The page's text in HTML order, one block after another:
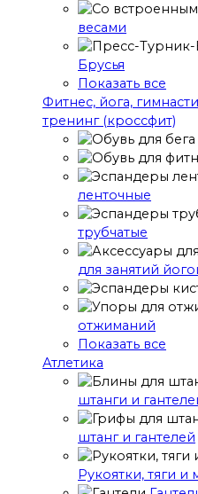
весами
Брусья
Показать все
Фитнес, йога,
тренинг (кроссфит)
ленточные
трубчатые
для занятий
отжиманий
Показать все
Атлетика
штанги и
штанг и гантелей
Рукоятки, тяги